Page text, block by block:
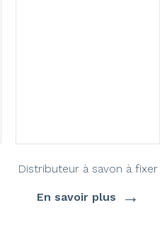
Distributeur à savon à fixer
En savoir plus →